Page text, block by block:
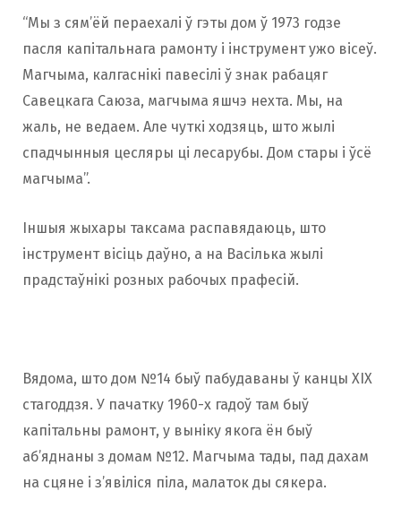
“Мы з сям’ёй пераехалі ў гэты дом ў 1973 годзе
пасля капітальнага рамонту і інструмент ужо вісеў.
Магчыма, калгаснікі павесілі ў знак рабацяг
Савецкага Саюза, магчыма яшчэ нехта. Мы, на
жаль, не ведаем. Але чуткі ходзяць, што жылі
спадчынныя цесляры ці лесарубы. Дом стары і ўсё
магчыма”.
Іншыя жыхары таксама распавядаюць, што
інструмент вісіць даўно, а на Васілька жылі
прадстаўнікі розных рабочых прафесій.
Вядома, што дом №14 быў пабудаваны ў канцы XIX
стагоддзя. У пачатку 1960-х гадоў там быў
капітальны рамонт, у выніку якога ён быў
аб’яднаны з домам №12. Магчыма тады, пад дахам
на сцяне і з’явіліся піла, малаток ды сякера.